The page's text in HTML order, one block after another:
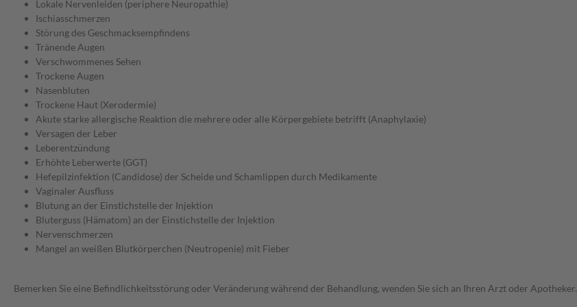
Lokale Nervenleiden (periphere Neuropathie)
Ischiasschmerzen
Störung des Geschmacksempfindens
Tränende Augen
Verschwommenes Sehen
Trockene Augen
Nasenbluten
Trockene Haut (Xerodermie)
Akute starke allergische Reaktion die mehrere oder alle Körpergebiete betrifft (Anaphylaxie)
Versagen der Leber
Leberentzündung
Erhöhte Leberwerte (GGT)
Hefepilzinfektion (Candidose) der Scheide und Schamlippen durch Medikamente
Vaginaler Ausfluss
Blutung an der Einstichstelle der Injektion
Bluterguss (Hämatom) an der Einstichstelle der Injektion
Nervenschmerzen
Mangel an weißen Blutkörperchen (Neutropenie) mit Fieber
Bemerken Sie eine Befindlichkeitsstörung oder Veränderung während der Behandlung, wenden Sie sich an Ihren Arzt oder Apotheker.